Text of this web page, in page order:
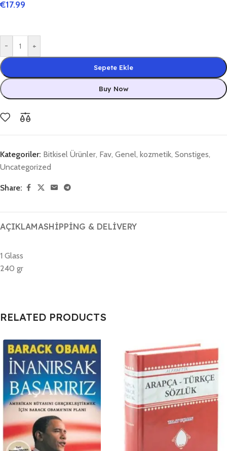
€17.99
- +
Sepete Ekle
Buy Now
Kategoriler: Bitkisel Ürünler, Fav, Genel, kozmetik, Sonstiges,
Uncategorized
Share:
AÇIKLAMASHIPPING & DELIVERY
1 Glass
240 gr
RELATED PRODUCTS